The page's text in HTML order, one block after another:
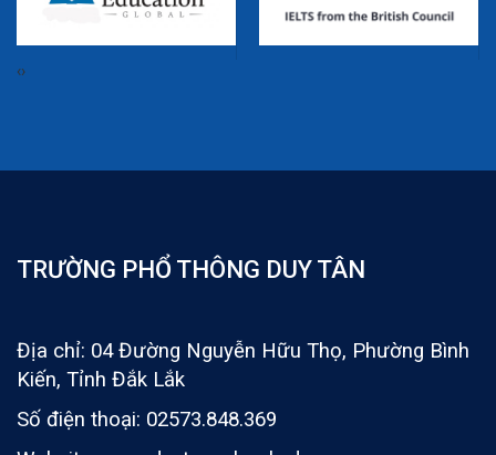
‹›
TRƯỜNG PHỔ THÔNG DUY TÂN
Địa chỉ: 04 Đường Nguyễn Hữu Thọ, Phường Bình
Kiến, Tỉnh Đắk Lắk
Số điện thoại: 02573.848.369